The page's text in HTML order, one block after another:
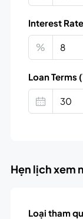
Interest Rate
%
Loan Terms
Hẹn lịch xem
Loại tham